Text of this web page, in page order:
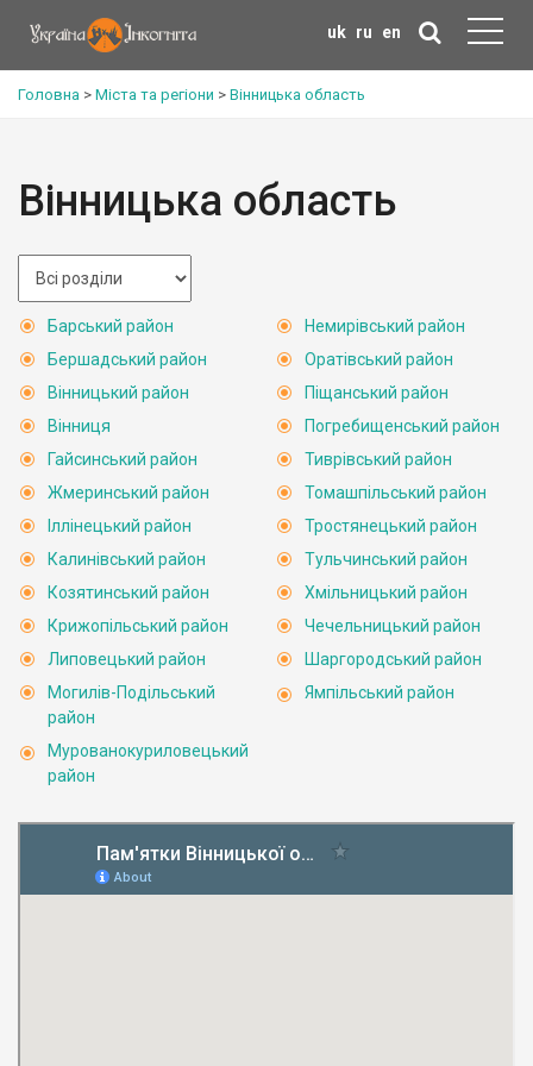
uk ru en
Головна > Міста та регіони > Вінницька область
Вінницька область
Барський район
Бершадський район
Вінницький район
Вінниця
Гайсинський район
Жмеринський район
Іллінецький район
Калинівський район
Козятинський район
Крижопільський район
Липовецький район
Могилів-Подільський
район
Мурованокуриловецький
район
Немирівський район
Оратівський район
Піщанський район
Погребищенський район
Тиврівський район
Томашпільський район
Тростянецький район
Тульчинський район
Хмільницький район
Чечельницький район
Шаргородський район
Ямпільський район